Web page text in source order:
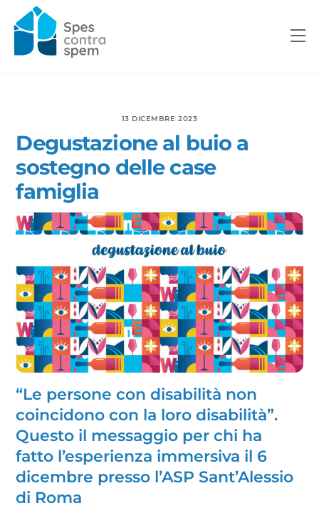
content
13 DICEMBRE 2023
Degustazione al buio a
sostegno delle case
famiglia
“Le persone con disabilità non
coincidono con la loro disabilità”.
Questo il messaggio per chi ha
fatto l’esperienza immersiva il 6
dicembre presso l’ASP Sant’Alessio
di Roma